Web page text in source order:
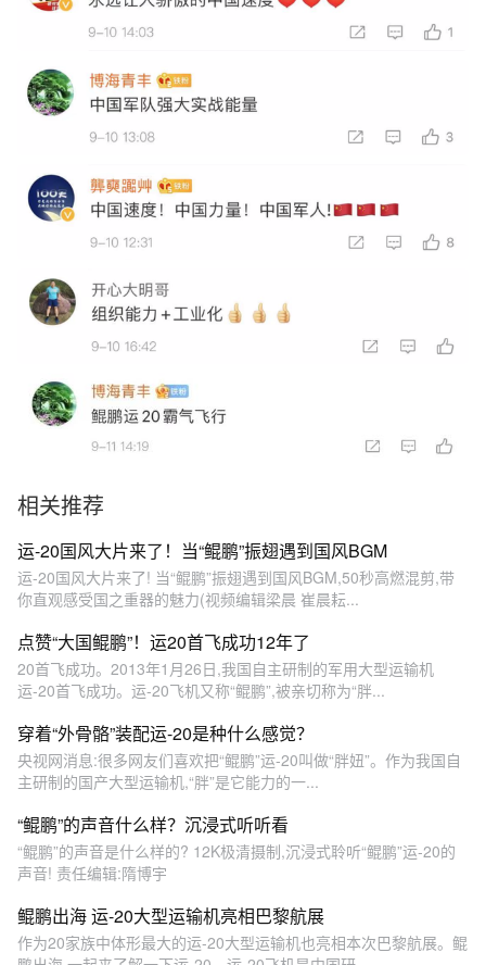
相关推荐
运-20国风大片来了！当“鲲鹏”振翅遇到国风BGM
运-20国风大片来了! 当“鲲鹏”振翅遇到国风BGM,50秒高燃混剪,带
你直观感受国之重器的魅力(视频编辑梁晨 崔晨耘...
点赞“大国鲲鹏”！运20首飞成功12年了
20首飞成功。2013年1月26日,我国自主研制的军用大型运输机
运-20首飞成功。运-20飞机又称“鲲鹏”,被亲切称为“胖...
穿着“外骨骼”装配运-20是种什么感觉？
央视网消息:很多网友们喜欢把“鲲鹏”运-20叫做“胖妞”。作为我国自
主研制的国产大型运输机,“胖”是它能力的一...
“鲲鹏”的声音什么样？沉浸式听听看
“鲲鹏”的声音是什么样的? 12K极清摄制,沉浸式聆听“鲲鹏”运-20的
声音! 责任编辑:隋博宇
鲲鹏出海 运-20大型运输机亮相巴黎航展
作为20家族中体形最大的运-20大型运输机也亮相本次巴黎航展。鲲